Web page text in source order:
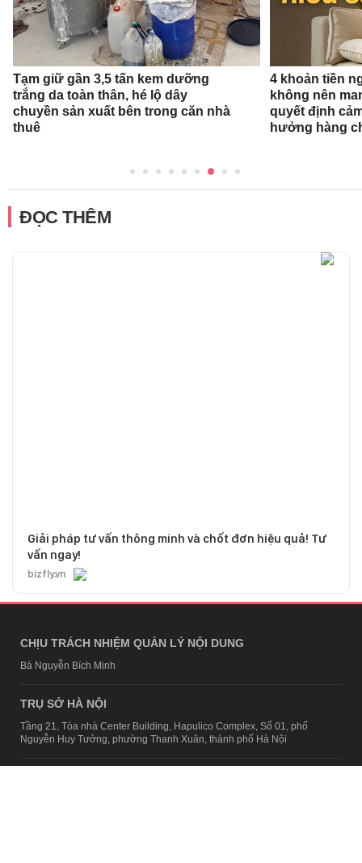
Tạm giữ gần 3,5 tấn kem dưỡng
trắng da toàn thân, hé lộ dây
chuyền sản xuất bên trong căn nhà
thuê
4 khoản tiền
không nên
quyết định
hưởng hàng
ĐỌC THÊM
Giải pháp tư vấn thông minh và chốt đơn hiệu quả! Tư
vấn ngay!
bizfly.vn
CHỊU TRÁCH NHIỆM QUẢN LÝ NỘI DUNG
Bà Nguyễn Bích Minh
TRỤ SỞ HÀ NỘI
Tầng 21, Tòa nhà Center Building, Hapulico Complex, Số 01, phố
Nguyễn Huy Tưởng, phường Thanh Xuân, thành phố Hà Nội